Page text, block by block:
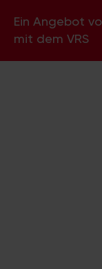
Ein Angebot
mit dem VRS